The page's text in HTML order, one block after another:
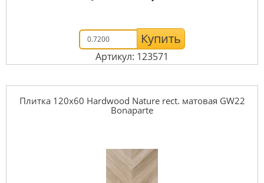
Купить
Артикул: 123571
Плитка 120x60 Hardwood Nature rect. матовая GW22
Bonaparte